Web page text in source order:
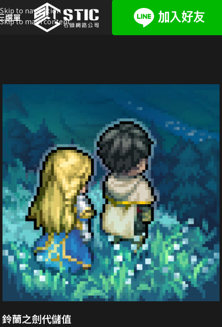
Skip to navigation
Skip to main content
選單
鈴蘭之劍代儲值